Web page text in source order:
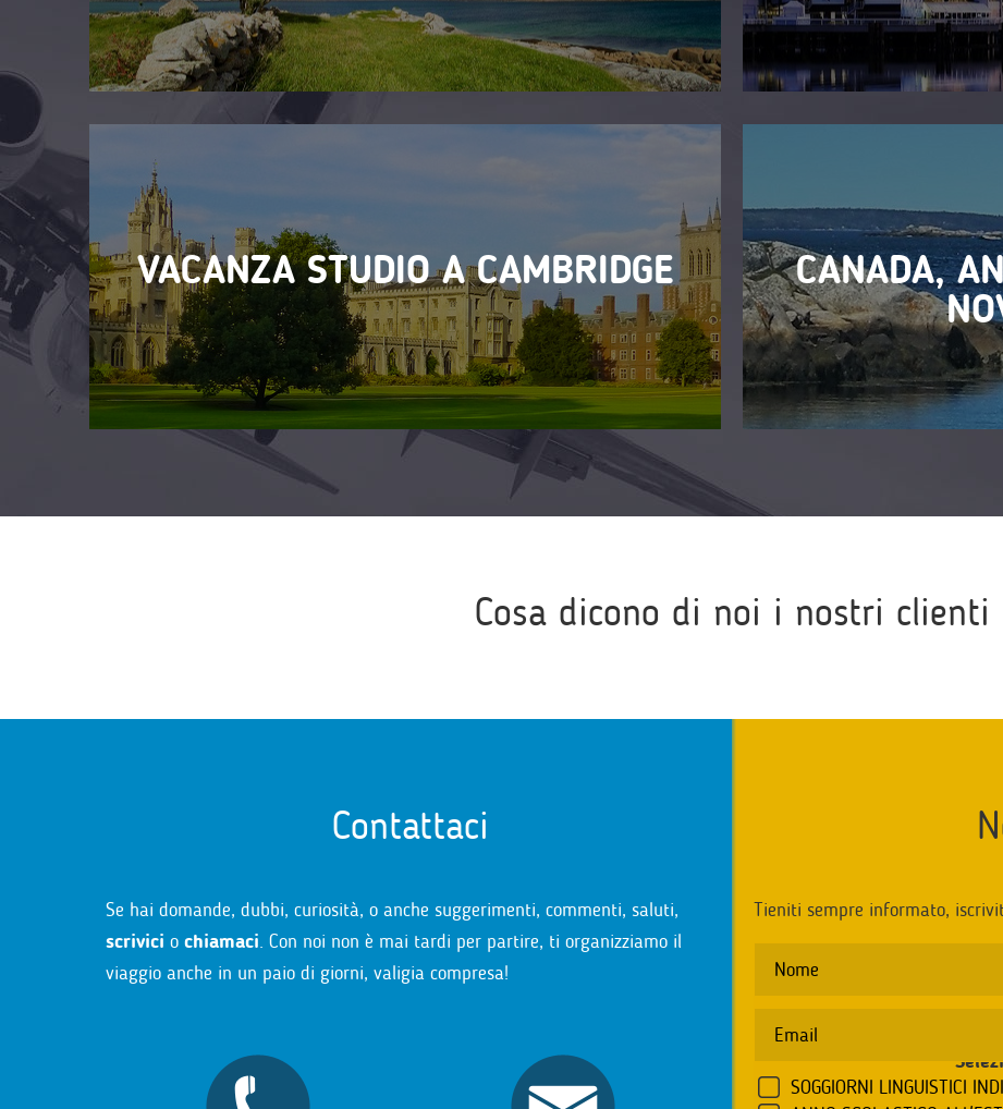
VACANZA STUDIO A CAMBRIDGE
CANADA,
Cosa dicono di noi i nostri clienti
Contattaci
Se hai domande, dubbi, curiosità, o anche suggerimenti, commenti, saluti,
scrivici o chiamaci. Con noi non è mai tardi per partire, ti organizziamo il
viaggio anche in un paio di giorni, valigia compresa!
Tieniti sempre informato,
SOGGIORNI LINGUISTICI